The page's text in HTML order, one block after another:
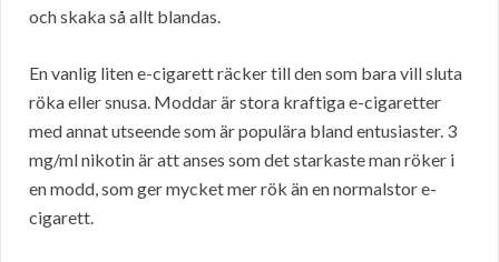
och skaka så allt blandas.
En vanlig liten e-cigarett räcker till den som bara vill sluta
röka eller snusa. Moddar är stora kraftiga e-cigaretter
med annat utseende som är populära bland entusiaster. 3
mg/ml nikotin är att anses som det starkaste man röker i
en modd, som ger mycket mer rök än en normalstor e-
cigarett.